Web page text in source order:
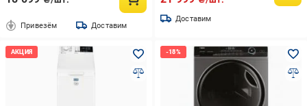
Привезём Доставим
Доставим